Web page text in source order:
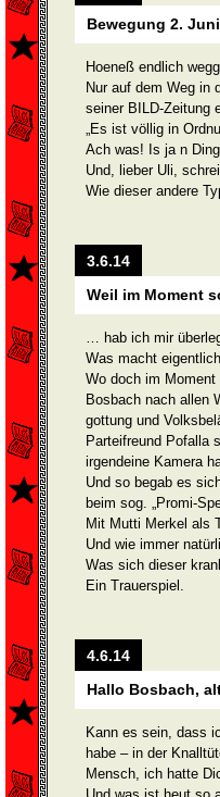
Bewegung 2. Juni
Hoeneß endlich
Nur auf dem Weg in
seiner BILD-Zeitung
„Es ist völlig in
Ach was! Is ja n
Und, lieber Uli,
Wie dieser andere
3.6.14
Weil im Moment
… hab ich mir
Was macht
Wo doch im
Bosbach nach allen
gottung und
Parteifreund Pofalla
irgendeine Kamera
Und so begab es
beim sog. „Promi-
Mit Mutti Merkel als
Und wie immer
Was sich dieser
Ein Trauerspiel.
4.6.14
Hallo Bosbach,
Kann es sein, dass
habe – in der
Mensch, ich hatte